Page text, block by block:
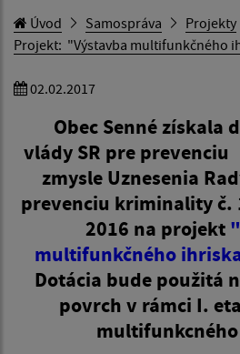
Úvod Samospráva
Projekty
Projekt: "Výstavba multifunkčného
02.02.2017
Obec Senné získala
vlády SR pre
zmysle Uznesenia
prevenciu kriminality č.
2016 na projekt
multifunkčného
Dotácia bude použitá
povrch v rámci I.